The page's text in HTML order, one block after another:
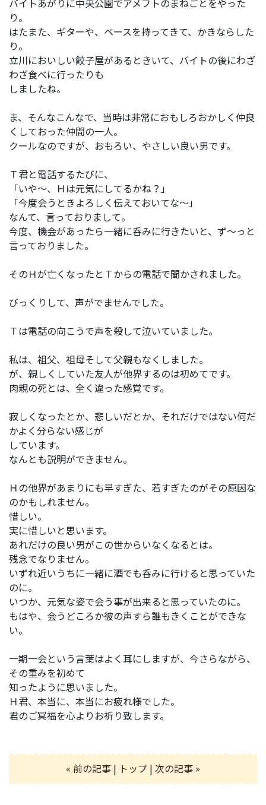
り。
はたまた、ギターや、ベースを持ってきて、かきならした
り。
立川においしい餃子屋があるときいて、バイトの後にわざ
わざ食べに行ったりも
しましたね。
ま、そんなこんなで、当時は非常におもしろおかしく仲良
くしておった仲間の一人。
クールなのですが、おもろい、やさしい良い男です。
Ｔ君と電話するたびに、
「いや～、Ｈは元気にしてるかね？」
「今度会うときよろしく伝えておいてな～」
なんて、言っておりまして。
今度、機会があったら一緒に呑みに行きたいと、ず～っと
言っておりました。
そのＨが亡くなったとＴからの電話で聞かされました。
びっくりして、声がでませんでした。
Ｔは電話の向こうで声を殺して泣いていました。
私は、祖父、祖母そして父親もなくしました。
が、親しくしていた友人が他界するのは初めてです。
肉親の死とは、全く違った感覚です。
寂しくなったとか、悲しいだとか、それだけではない何だ
かよく分らない感じが
しています。
なんとも説明ができません。
Ｈの他界があまりにも早すぎた、若すぎたのがその原因な
のかもしれません。
惜しい。
実に惜しいと思います。
あれだけの良い男がこの世からいなくなるとは。
残念でなりません。
いずれ近いうちに一緒に酒でも呑みに行けると思っていた
のに。
いつか、元気な姿で会う事が出来ると思っていたのに。
もはや、会うどころか彼の声すら誰もきくことができな
い。
一期一会という言葉はよく耳にしますが、今さらながら、
その重みを初めて
知ったように思いました。
Ｈ君、本当に、本当にお疲れ様でした。
君のご冥福を心よりお祈り致します。
« 前の記事 | トップ | 次の記事 »